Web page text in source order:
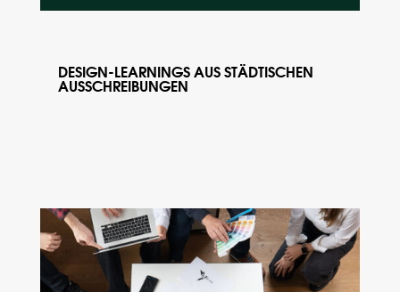
DESIGN-LEARNINGS AUS STÄDTISCHEN
AUSSCHREIBUNGEN